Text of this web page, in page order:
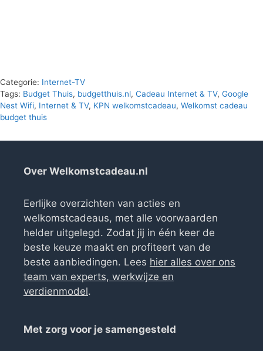
Categorie: Internet-TV
Tags: Budget Thuis, budgetthuis.nl, Cadeau Internet & TV, Google
Nest Wifi, Internet & TV, KPN welkomstcadeau, Welkomst cadeau
budget thuis
Over Welkomstcadeau.nl
Eerlijke overzichten van acties en
welkomstcadeaus, met alle voorwaarden
helder uitgelegd. Zodat jij in één keer de
beste keuze maakt en profiteert van de
beste aanbiedingen. Lees hier alles over ons
team van experts, werkwijze en
verdienmodel.
Met zorg voor je samengesteld